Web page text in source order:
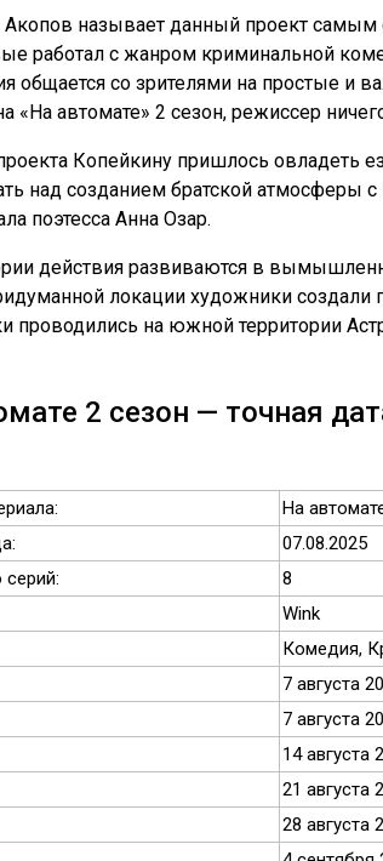
Акопов называет данный проект
работал с жанром криминальной
общается со зрителями на простые и
«На автомате» 2 сезон, режиссер
Копейкину пришлось овладеть
над созданием братской атмосферы
поэтесса Анна Озар.
действия развиваются в
локации художники
проводились на южной территории
2 сезон — точная
На
07.08.2025
серий:
8
Wink
Комедия,
7 августа
7 августа
14 августа
21 августа
28 августа